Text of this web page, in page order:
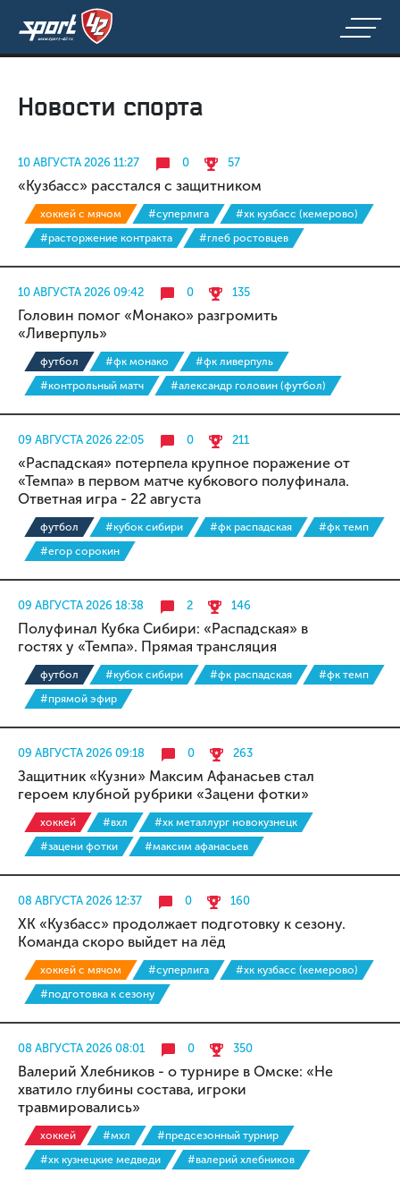
Новости спорта
10 АВГУСТА 2026 11:27 0 57
«Кузбасс» расстался с защитником
хоккей с мячом #суперлига
#хк кузбасс (кемерово)
#расторжение контракта
#глеб ростовцев
10 АВГУСТА 2026 09:42 0 135
Головин помог «Монако» разгромить
«Ливерпуль»
футбол #фк монако
#фк ливерпуль
#контрольный матч
#александр головин (футбол)
09 АВГУСТА 2026 22:05 0 211
«Распадская» потерпела крупное поражение от
«Темпа» в первом матче кубкового полуфинала.
Ответная игра - 22 августа
футбол #кубок сибири #фк распадская
#фк темп
#егор сорокин
09 АВГУСТА 2026 18:38 2 146
Полуфинал Кубка Сибири: «Распадская» в
гостях у «Темпа». Прямая трансляция
футбол #кубок сибири #фк распадская
#фк темп
#прямой эфир
09 АВГУСТА 2026 09:18 0 263
Защитник «Кузни» Максим Афанасьев стал
героем клубной рубрики «Зацени фотки»
хоккей #вхл
#хк металлург новокузнецк
#зацени фотки
#максим афанасьев
08 АВГУСТА 2026 12:37 0 160
ХК «Кузбасс» продолжает подготовку к сезону.
Команда скоро выйдет на лёд
хоккей с мячом #суперлига
#хк кузбасс (кемерово)
#подготовка к сезону
08 АВГУСТА 2026 08:01 0 350
Валерий Хлебников - о турнире в Омске: «Не
хватило глубины состава, игроки
травмировались»
хоккей #мхл
#предсезонный турнир
#хк кузнецкие медведи
#валерий хлебников